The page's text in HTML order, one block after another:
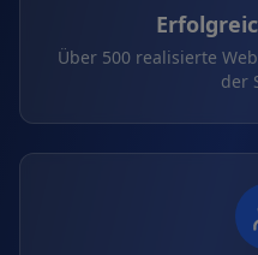
Über 500 realisierte
der